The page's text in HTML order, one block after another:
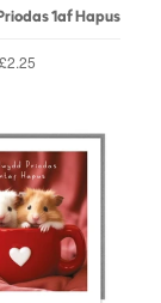
1af Hapus
£2.25